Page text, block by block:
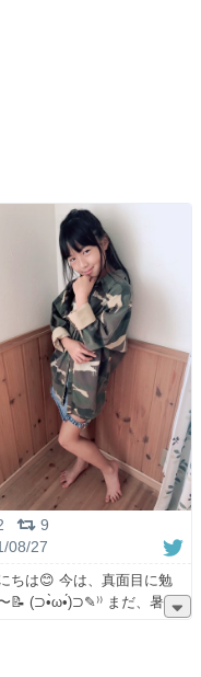
9
08/27
ちは😊 今は、真面目に勉
📝 (⊃︎•̀ω•́)⊃︎✎︎⁾⁾ まだ、暑